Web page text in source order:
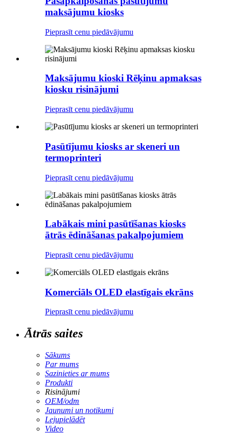
maksājumu kiosks
Pieprasīt cenu piedāvājumu
Maksājumu kioski Rēķinu apmaksas
kiosku risinājumi
Pieprasīt cenu piedāvājumu
Pasūtījumu kiosks ar skeneri un
termoprinteri
Pieprasīt cenu piedāvājumu
Labākais mini pasūtīšanas kiosks
ātrās ēdināšanas pakalpojumiem
Pieprasīt cenu piedāvājumu
Komerciāls OLED elastīgais ekrāns
Pieprasīt cenu piedāvājumu
Ātrās saites
Sākums
Par mums
Sazinieties ar mums
Produkti
Risinājumi
OEM/odm
Jaunumi un notikumi
Lejupielādēt
Video